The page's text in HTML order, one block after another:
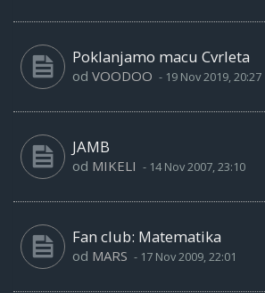
Poklanjamo macu Cvrleta
od VOODOO - 19 Nov 2019, 20:27
JAMB
od MIKELI - 14 Nov 2007, 23:10
Fan club: Matematika
od MARS - 17 Nov 2009, 22:01